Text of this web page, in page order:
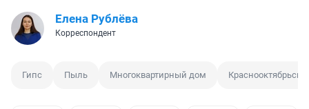
Елена Рублёва
Корреспондент
Гипс Пыль Многоквартирный дом